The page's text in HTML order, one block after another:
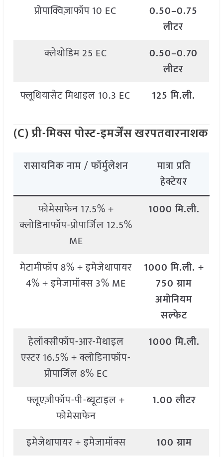
प्रोपाक्विज़ाफॉप 10 EC
0.50–0.75
लीटर
क्लेथोडिम 25 EC
0.50–0.70
लीटर
फ्लूथियासेट मिथाइल 10.3 EC
125 मि.ली.
(C) प्री-मिक्स पोस्ट-इमर्जेंस खरपतवारनाशक
रासायनिक नाम / फॉर्मुलेशन
मात्रा प्रति
हेक्टेयर
फोमेसाफेन 17.5% +
क्लोडिनाफॉप-प्रोपार्जिल 12.5%
ME
1000 मि.ली.
मेटामीफॉप 8% + इमेजेथापायर
4% + इमेजामॉक्स 3% ME
1000 मि.ली. +
750 ग्राम
अमोनियम
सल्फेट
हेलॉक्सीफॉप-आर-मेथाइल
एस्टर 16.5% + क्लोडिनाफॉप-
प्रोपार्जिल 8% EC
1000 मि.ली.
फ्लूएज़ीफॉप-पी-ब्यूटाइल +
फोमेसाफेन
1.00 लीटर
इमेजेथापायर + इमेजामॉक्स
100 ग्राम